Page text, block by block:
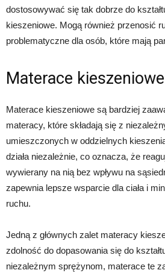
dostosowywać się tak dobrze do
kieszeniowe. Mogą również przenosić
problematyczne dla osób, które mają
Materace kieszeniowe
Materace kieszeniowe są bardziej
materacy, które składają się z
umieszczonych w oddzielnych
działa niezależnie, co oznacza, że
wywierany na nią bez wpływu na
zapewnia lepsze wsparcie dla ciała i
ruchu.
Jedną z głównych zalet materacy
zdolność do dopasowania się do
niezależnym sprężynom, materace te